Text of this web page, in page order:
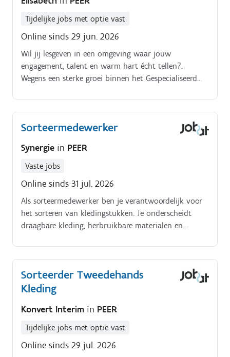
Tijdelijke jobs met optie vast
Online sinds 29 jun. 2026
Wil jij lesgeven in een omgeving waar jouw
engagement, talent en warm hart écht tellen?.
Wegens een sterke groei binnen het Gespecialiseerd
enthousiaste leerkrachten.
Sorteermedewerker
Synergie in PEER
Vaste jobs
Online sinds 31 jul. 2026
Als sorteermedewerker ben je verantwoordelijk voor
het sorteren van kledingstukken. Je onderscheidt
draagbare kleding, herbruikbare materialen en
Sorteerder Tweedehands
Kleding
Konvert Interim in PEER
Tijdelijke jobs met optie vast
Online sinds 29 jul. 2026